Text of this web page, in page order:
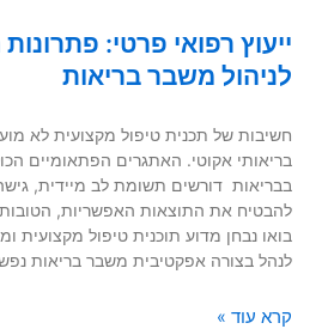
ייעוץ רפואי פרטי:
לניהול משבר בריאות
חשיבות של תכנית טיפול מקצועית לא
בריאותי אקוטי. האתגרים הפתאומיים
בבריאות דורשים תשומת לב מיידית,
להבטיח את התוצאות האפשריות,
בואו נבחן מדוע תוכנית טיפול מקצועית
לנהל בצורה אפקטיבית משבר בריאות
קרא עוד »